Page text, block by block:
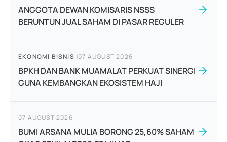
ANGGOTA DEWAN KOMISARIS NSSS
BERUNTUN JUAL SAHAM DI PASAR REGULER
EKONOMI BISNIS |07 AUGUST 2026
BPKH DAN BANK MUAMALAT PERKUAT SINERGI
GUNA KEMBANGKAN EKOSISTEM HAJI
07 AUGUST 2026
BUMI ARSANA MULIA BORONG 25,60% SAHAM